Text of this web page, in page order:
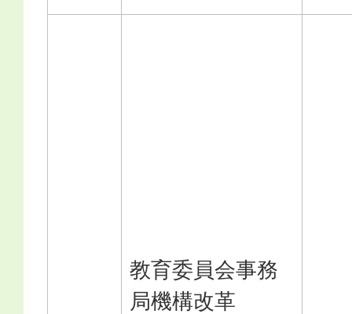
教育委員会事務
局機構改革